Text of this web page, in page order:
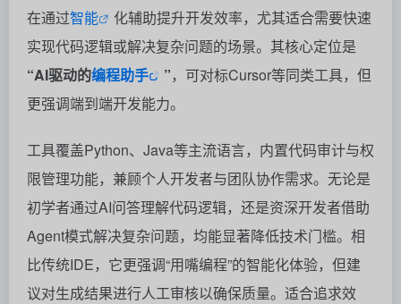
在通过智能
化辅助提升开发效率，尤其适合需要快速
实现代码逻辑或解决复杂问题的场景。其核心定位是
“AI驱动的编程助手 ”，可对标Cursor等同类工具，但
更强调端到端开发能力。
工具覆盖Python、Java等主流语言，内置代码审计与权
限管理功能，兼顾个人开发者与团队协作需求。无论是
初学者通过AI问答理解代码逻辑，还是资深开发者借助
Agent模式解决复杂问题，均能显著降低技术门槛。相
比传统IDE，它更强调“用嘴编程”的智能化体验，但建
议对生成结果进行人工审核以确保质量。适合追求效